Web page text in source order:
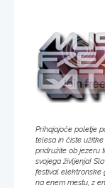
Prihajajoče poletje
telesa in čiste
pridružite ob jezeru
svojega življenja!
festival elektronske
na enem mestu, z